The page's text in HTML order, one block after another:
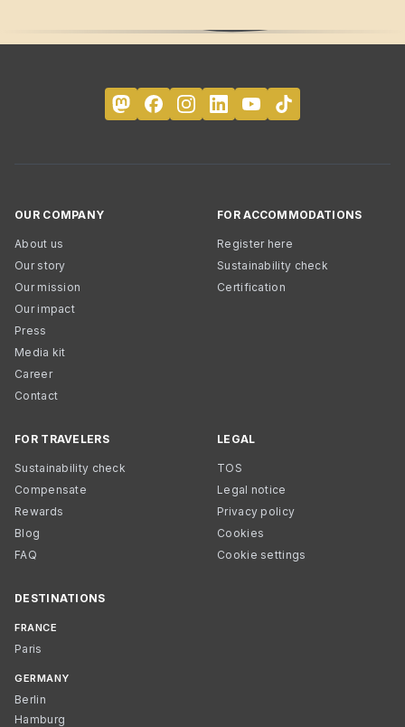
OUR COMPANY
About us
Our story
Our mission
Our impact
Press
Media kit
Career
Contact
FOR ACCOMMODATIONS
Register here
Sustainability check
Certification
FOR TRAVELERS
Sustainability check
Compensate
Rewards
Blog
FAQ
LEGAL
TOS
Legal notice
Privacy policy
Cookies
Cookie settings
DESTINATIONS
FRANCE
Paris
GERMANY
Berlin
Hamburg